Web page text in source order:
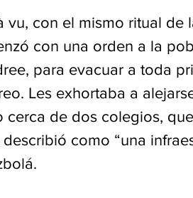
vu, con el mismo ritual de
con una orden a la
para evacuar a toda
Les exhortaba a
cerca de dos colegios,
como “una